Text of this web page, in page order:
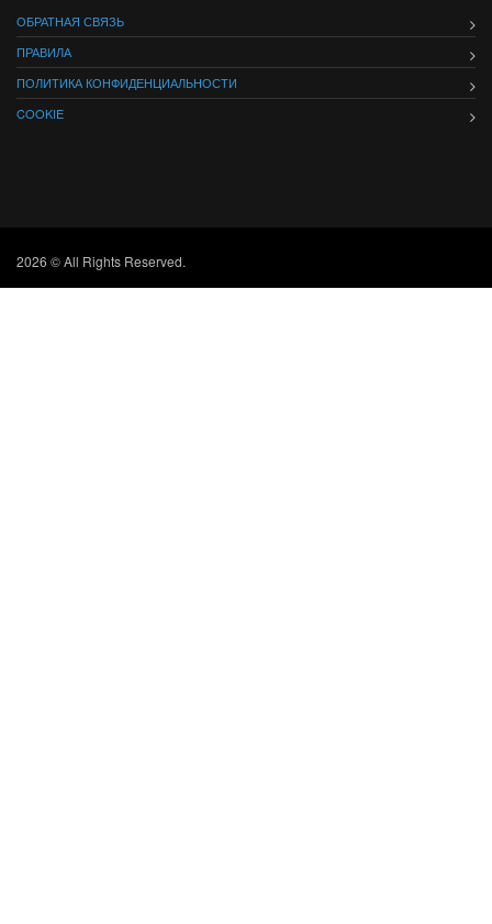
ОБРАТНАЯ СВЯЗЬ
ПРАВИЛА
ПОЛИТИКА КОНФИДЕНЦИАЛЬНОСТИ
COOKIE
2026 © All Rights Reserved.